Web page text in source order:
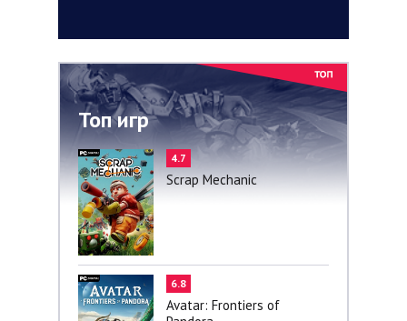
Топ игр
4.7
Scrap Mechanic
6.8
Avatar: Frontiers of